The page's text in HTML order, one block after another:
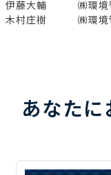
伊藤大輔 ㈱環境
木村庄樹 ㈱環境
あなた